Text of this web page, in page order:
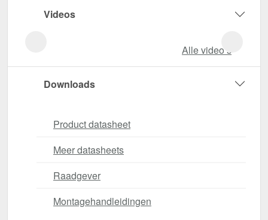
Videos
Alle video‘s
Downloads
Product datasheet
Meer datasheets
Raadgever
Montagehandleidingen